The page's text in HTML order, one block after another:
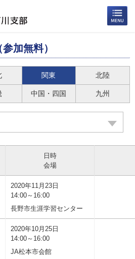
加無料）
関東 北陸
中国・四国 九州
日時
会場
2020年11月23日
14:00～16:00
長野市生涯学習センター
2020年10月25日
14:00～16:00
JA松本市会館